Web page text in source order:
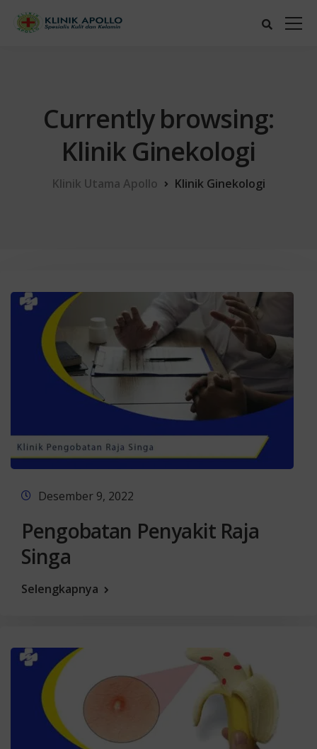
Currently browsing:
Klinik Ginekologi
Klinik Utama Apollo Klinik Ginekologi
Desember 9, 2022
Pengobatan Penyakit Raja
Singa
Selengkapnya